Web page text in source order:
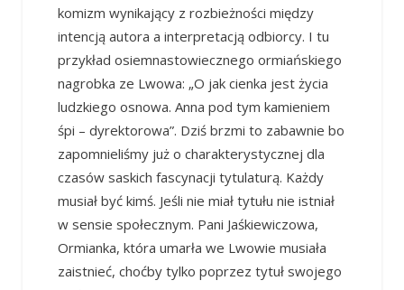
komizm wynikający z rozbieżności między
intencją autora a interpretacją odbiorcy. I tu
przykład osiemnastowiecznego ormiańskiego
nagrobka ze Lwowa: „O jak cienka jest życia
ludzkiego osnowa. Anna pod tym kamieniem
śpi – dyrektorowa”. Dziś brzmi to zabawnie bo
zapomnieliśmy już o charakterystycznej dla
czasów saskich fascynacji tytulaturą. Każdy
musiał być kimś. Jeśli nie miał tytułu nie istniał
w sensie społecznym. Pani Jaśkiewiczowa,
Ormianka, która umarła we Lwowie musiała
zaistnieć, choćby tylko poprzez tytuł swojego